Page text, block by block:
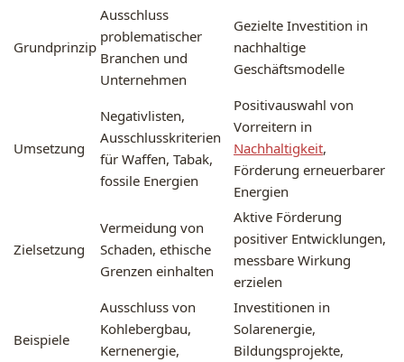
Grundprinzip
Ausschluss
problematischer
Branchen und
Unternehmen
Gezielte Investition in
nachhaltige
Geschäftsmodelle
Umsetzung
Negativlisten,
Ausschlusskriterien
für Waffen, Tabak,
fossile Energien
Positivauswahl von
Vorreitern in
Nachhaltigkeit,
Förderung erneuerbarer
Energien
Zielsetzung
Vermeidung von
Schaden, ethische
Grenzen einhalten
Aktive Förderung
positiver Entwicklungen,
messbare Wirkung
erzielen
Beispiele
Ausschluss von
Kohlebergbau,
Kernenergie,
Investitionen in
Solarenergie,
Bildungsprojekte,